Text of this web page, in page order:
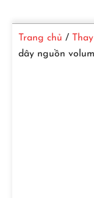
i
n
Trang chủ /
dây nguồn